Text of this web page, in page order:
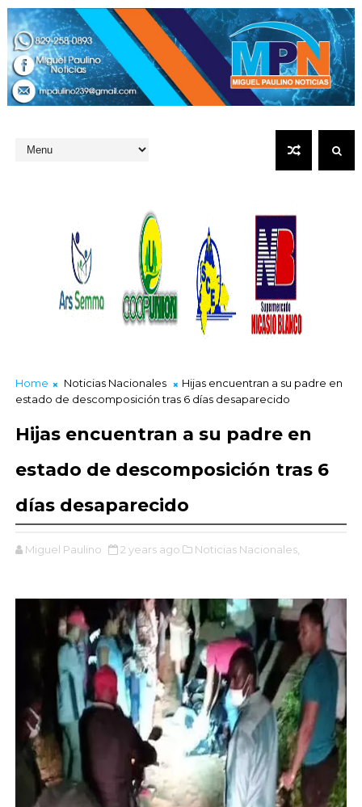
Home Noticias Nacionales
Hijas encuentran a su padre en
estado de descomposición tras 6 días desaparecido
Hijas encuentran a su padre en
estado de descomposición tras 6
días desaparecido
Miguel Paulino 2 years ago Noticias Nacionales,